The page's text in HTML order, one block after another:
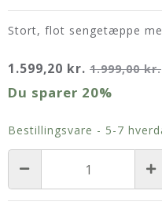
Stort, flot sengetæppe
1.599,20 kr. 1.999,00 kr.
Du sparer 20%
Bestillingsvare - 5-7